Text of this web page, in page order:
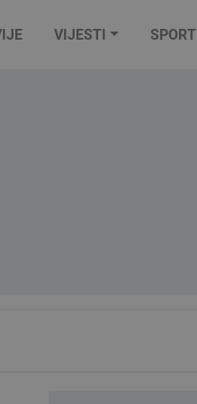
VIJESTI SPORT